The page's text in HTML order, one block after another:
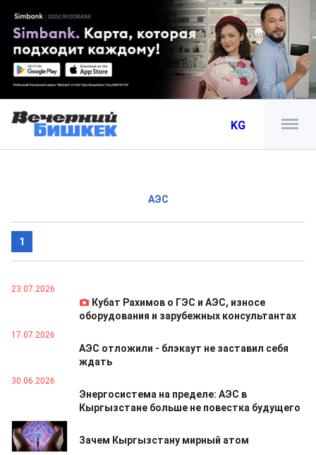
KG
АЭС
1
23.07.2026
Кубат Рахимов о ГЭС и АЭС, износе
оборудования и зарубежных консультантах
17.07.2026
АЭС отложили - блэкаут не заставил себя
ждать
30.06.2026
Энергосистема на пределе: АЭС в
Кыргызстане больше не повестка будущего
29.06.2026
Зачем Кыргызстану мирный атом